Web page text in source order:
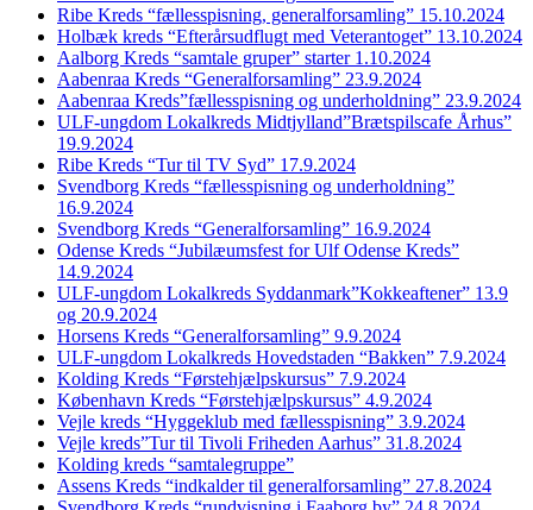
Ribe Kreds “fællesspisning, generalforsamling” 15.10.2024
Holbæk kreds “Efterårsudflugt med Veterantoget” 13.10.2024
Aalborg Kreds “samtale gruper” starter 1.10.2024
Aabenraa Kreds “Generalforsamling” 23.9.2024
Aabenraa Kreds”fællesspisning og underholdning” 23.9.2024
ULF-ungdom Lokalkreds Midtjylland”Brætspilscafe Århus”
19.9.2024
Ribe Kreds “Tur til TV Syd” 17.9.2024
Svendborg Kreds “fællesspisning og underholdning”
16.9.2024
Svendborg Kreds “Generalforsamling” 16.9.2024
Odense Kreds “Jubilæumsfest for Ulf Odense Kreds”
14.9.2024
ULF-ungdom Lokalkreds Syddanmark”Kokkeaftener” 13.9
og 20.9.2024
Horsens Kreds “Generalforsamling” 9.9.2024
ULF-ungdom Lokalkreds Hovedstaden “Bakken” 7.9.2024
Kolding Kreds “Førstehjælpskursus” 7.9.2024
København Kreds “Førstehjælpskursus” 4.9.2024
Vejle kreds “Hyggeklub med fællesspisning” 3.9.2024
Vejle kreds”Tur til Tivoli Friheden Aarhus” 31.8.2024
Kolding kreds “samtalegruppe”
Assens Kreds “indkalder til generalforsamling” 27.8.2024